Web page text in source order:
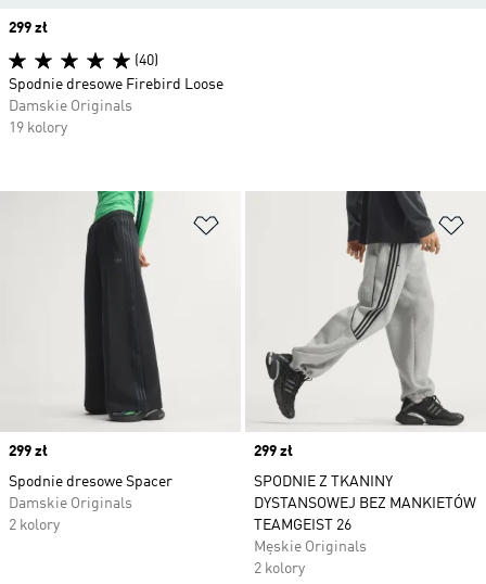
Dodaj do listy życzeń
Price
299 zł
Spodnie dresowe Spacer
Damskie Originals
2 kolory
Price
299 zł
SPODNIE Z TKANINY
DYSTANSOWEJ BEZ MANKIETÓW
TEAMGEIST 26
Męskie Originals
2 kolory
Price
299 zł
(40)
Spodnie dresowe Firebird Loose
Damskie Originals
19 kolory